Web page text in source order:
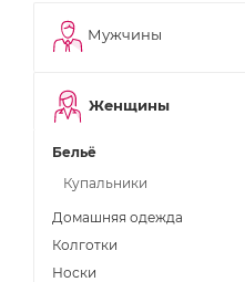
Мужчины
Женщины
Бельё
Купальники
Домашняя одежда
Колготки
Носки